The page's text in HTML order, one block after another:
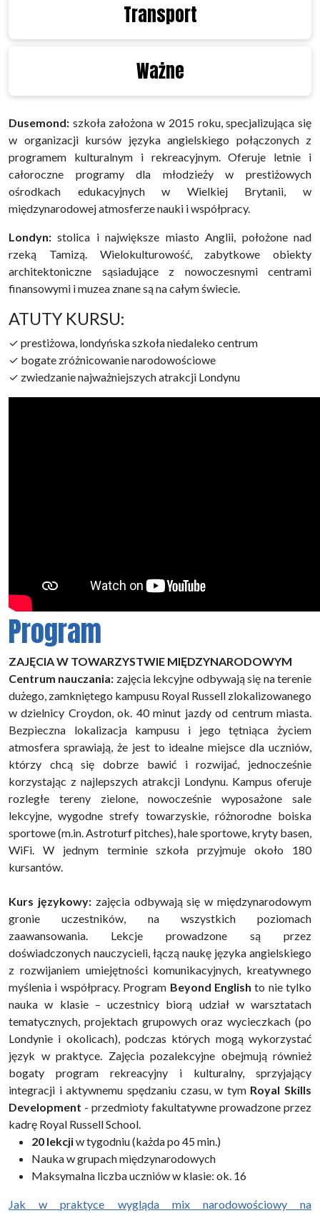
Transport
Ważne
Dusemond: szkoła założona w 2015 roku, specjalizująca się
w organizacji kursów języka angielskiego połączonych z
programem kulturalnym i rekreacyjnym. Oferuje letnie i
całoroczne programy dla młodzieży w prestiżowych
ośrodkach edukacyjnych w Wielkiej Brytanii, w
międzynarodowej atmosferze nauki i współpracy.
Londyn: stolica i największe miasto Anglii, położone nad
rzeką Tamizą. Wielokulturowość, zabytkowe obiekty
architektoniczne sąsiadujące z nowoczesnymi centrami
finansowymi i muzea znane są na całym świecie.
ATUTY KURSU:
✓ prestiżowa, londyńska szkoła niedaleko centrum
✓ bogate zróżnicowanie narodowościowe
✓ zwiedzanie najważniejszych atrakcji Londynu
Program
ZAJĘCIA W TOWARZYSTWIE MIĘDZYNARODOWYM
Centrum nauczania: zajęcia lekcyjne odbywają się na terenie
dużego, zamkniętego kampusu Royal Russell zlokalizowanego
w dzielnicy Croydon, ok. 40 minut jazdy od centrum miasta.
Bezpieczna lokalizacja kampusu i jego tętniąca życiem
atmosfera sprawiają, że jest to idealne miejsce dla uczniów,
którzy chcą się dobrze bawić i rozwijać, jednocześnie
korzystając z najlepszych atrakcji Londynu. Kampus oferuje
rozległe tereny zielone, nowocześnie wyposażone sale
lekcyjne, wygodne strefy towarzyskie, różnorodne boiska
sportowe (m.in. Astroturf pitches), hale sportowe, kryty basen,
WiFi. W jednym terminie szkoła przyjmuje około 180
kursantów.
Kurs językowy:zajęcia odbywają się w międzynarodowym
gronie uczestników, na wszystkich poziomach
zaawansowania. Lekcje prowadzone są przez
doświadczonych nauczycieli, łączą naukę języka angielskiego
z rozwijaniem umiejętności komunikacyjnych, kreatywnego
myślenia i współpracy. Program Beyond English to nie tylko
nauka w klasie – uczestnicy biorą udział w warsztatach
tematycznych, projektach grupowych oraz wycieczkach (po
Londynie i okolicach), podczas których mogą wykorzystać
język w praktyce. Zajęcia pozalekcyjne obejmują również
bogaty program rekreacyjny i kulturalny, sprzyjający
integracji i aktywnemu spędzaniu czasu, w tymRoyal Skills
Development - przedmioty fakultatywne prowadzone przez
kadrę Royal Russell School.
20 lekcjiw tygodniu (każda po 45 min.)
Nauka w grupach międzynarodowych
Maksymalna liczba uczniów w klasie: ok. 16
Jak w praktyce wygląda mix narodowościowy na